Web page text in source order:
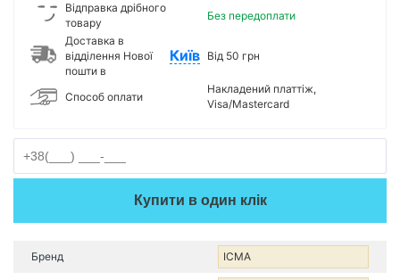
Відправка дрібного
товару
Без передоплати
Доставка в
відділення Нової
пошти в
Київ Від 50 грн
Способ оплати
Накладений платтіж,
Visa/Mastercard
Купити в один клік
Бренд ICMA